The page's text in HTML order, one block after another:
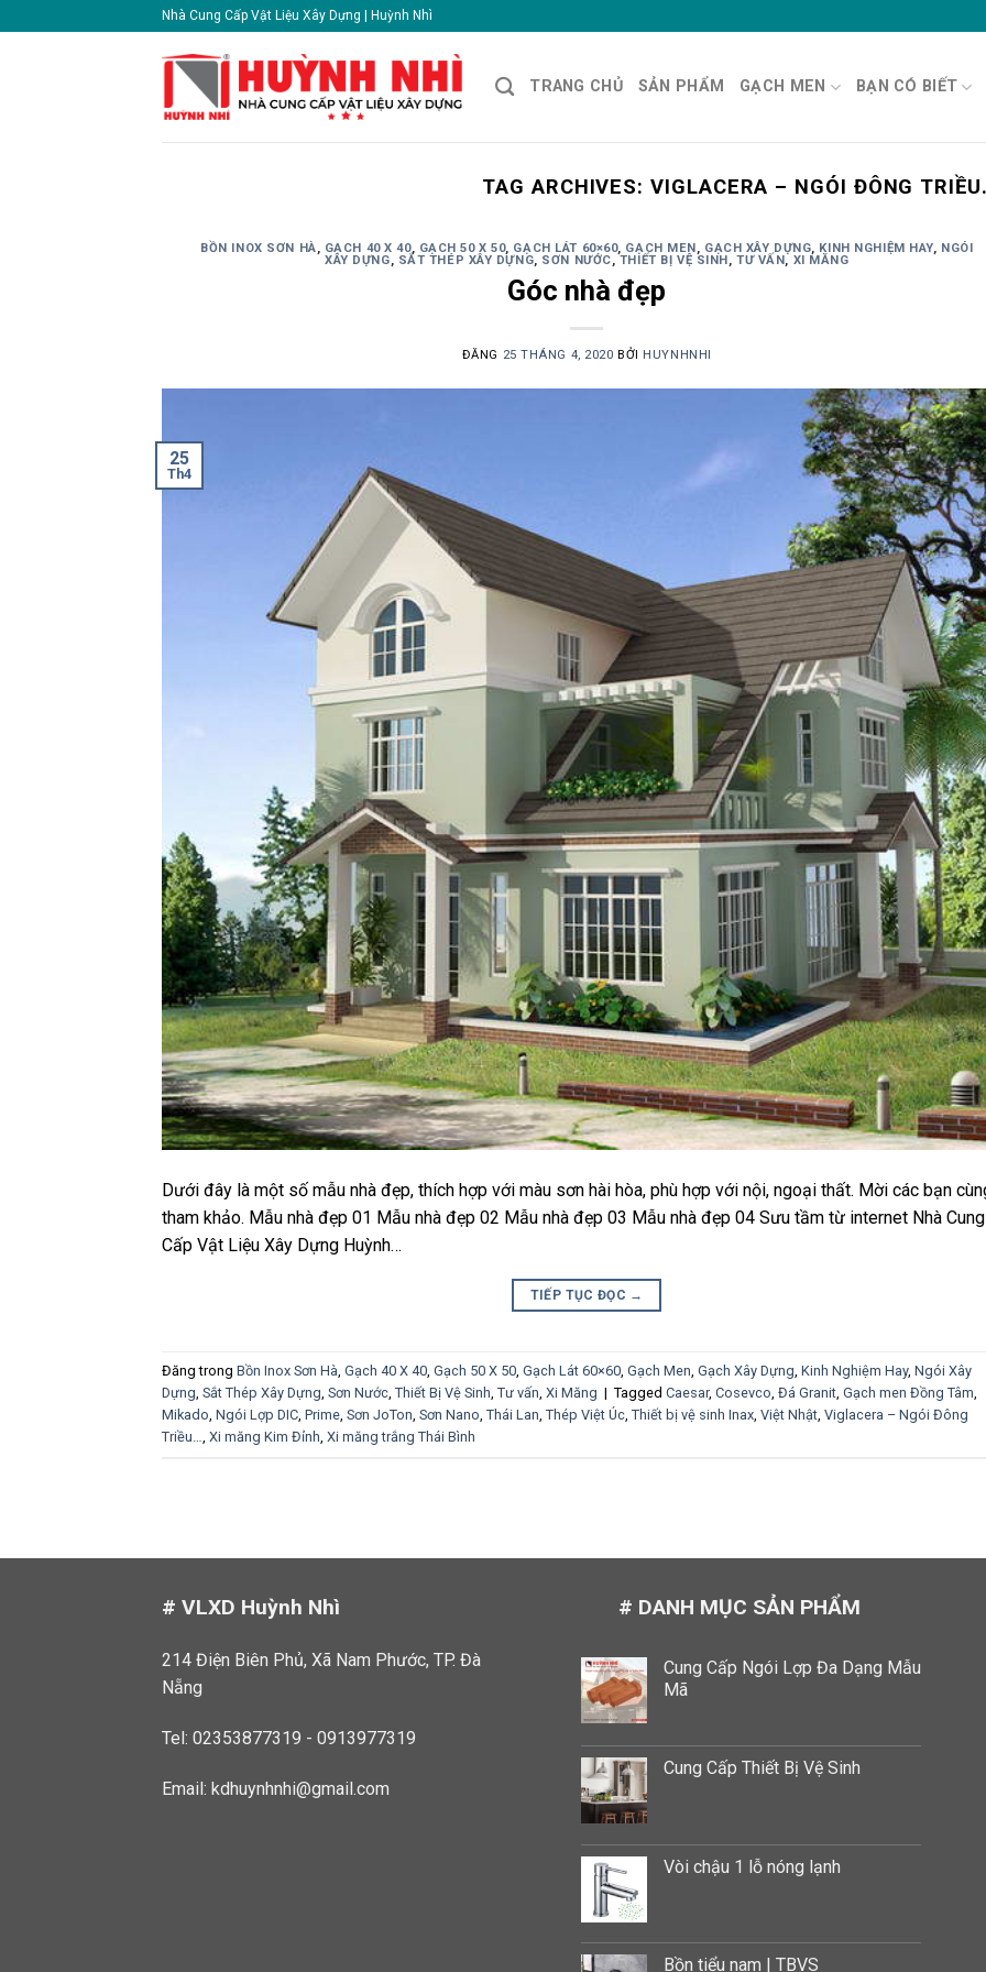
Nhà Cung Cấp Vật Liệu Xây Dựng | Huỳnh Nhì
TRANG CHỦ SẢN PHẨM GẠCH MEN BẠN CÓ BIẾT
TAG ARCHIVES:VIGLACERA – NGÓI ĐÔNG
BỒN INOX SƠN HÀ, GẠCH 40 X 40, GẠCH 50 X 50, GẠCH LÁT 60×60, GẠCH MEN , GẠCH XÂY DỰNG, KINH NGHIỆM HAY, NGÓI
XÂY DỰNG, SẮT THÉP XÂY DỰNG, SƠN NƯỚC, THIẾT BỊ VỆ SINH ,TƯ VẤN , XI MĂNG
Góc nhà đẹp
ĐĂNG 25 THÁNG 4, 2020 BỞI HUYNHNHI
25
Th4
Dưới đây là một số mẫu nhà đẹp, thích hợp với màu sơn hài hòa, phù hợp với nội, ngoại thất. Mời các bạn
tham khảo. Mẫu nhà đẹp 01 Mẫu nhà đẹp 02 Mẫu nhà đẹp 03 Mẫu nhà đẹp 04 Sưu tầm từ internet Nhà Cung
Cấp Vật Liệu Xây Dựng Huỳnh…
TIẾP TỤC ĐỌC →
Đăng trong Bồn Inox Sơn Hà Gạch 40 X 40 Gạch 50 X 50 Gạch Lát 60×60 Gạch Men Gạch Xây Dựng Kinh Nghiệm Hay, Ngói Xây
Dựng Sắt Thép Xây Dựng Sơn Nước Thiết Bị Vệ Sinh Tư vấn Xi Măng | Tagged Caesar, Cosevco Đá Granit Gạch men Đồng Tâm
Mikado Ngói Lợp DIC Prime Sơn JoTon Sơn Nano Thái Lan Thép Việt Úc Thiết bị vệ sinh Inax Việt Nhật Viglacera – Ngói Đông
Triều…
Xi măng Kim Đỉnh Xi măng trắng Thái Bình
# VLXD Huỳnh Nhì
214 Điện Biên Phủ, Xã Nam Phước, TP. Đà
Nẵng
Tel: 02353877319 - 0913977319
Email: kdhuynhnhi@gmail.com
# DANH MỤC SẢN PHẨM
Cung Cấp Ngói Lợp Đa Dạng Mẫu
Mã
Cung Cấp Thiết Bị Vệ Sinh
Vòi chậu 1 lỗ nóng lạnh
Bồn tiểu nam | TBVS